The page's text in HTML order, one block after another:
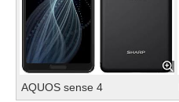
AQUOS sense 4